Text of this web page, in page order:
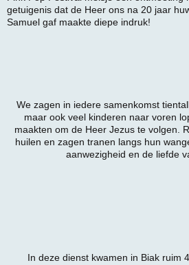
getuigenis dat de Heer ons na 20 jaar
Samuel gaf maakte diepe indruk!
We zagen in iedere samenkomst
maar ook veel kinderen naar voren
maakten om de Heer Jezus te volgen.
huilen en zagen tranen langs hun
aanwezigheid en de liefde
In deze dienst kwamen in Biak ruim